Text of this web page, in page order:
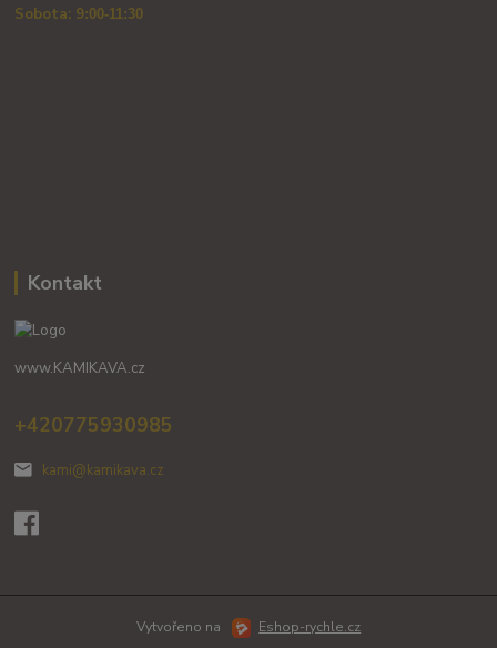
Sobota: 9:00-11:30
Kontakt
www.KAMIKAVA.cz
+420775930985
kami@kamikava.cz
Vytvořeno na Eshop-rychle.cz